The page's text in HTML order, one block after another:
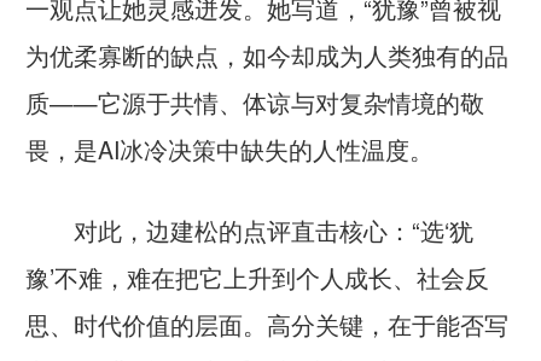
一观点让她灵感迸发。她写道，“犹豫”曾被视
为优柔寡断的缺点，如今却成为人类独有的品
质——它源于共情、体谅与对复杂情境的敬
畏，是AI冰冷决策中缺失的人性温度。
对此，边建松的点评直击核心：“选‘犹
豫’不难，难在把它上升到个人成长、社会反
思、时代价值的层面。高分关键，在于能否写